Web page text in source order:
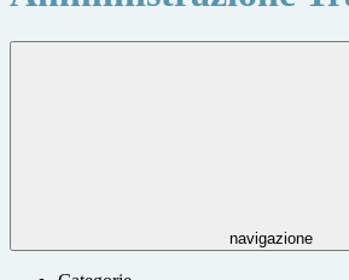
navigazione